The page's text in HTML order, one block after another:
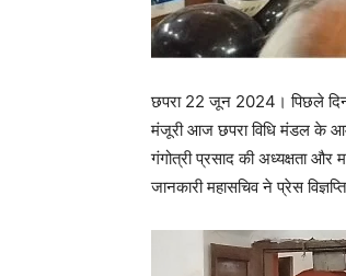
छपरा 22 जून 2024। पिछले
मंजूरी आज छपरा विधि मंडल के
गंगोत्री प्रसाद की अध्यक्षता
जानकारी महासचिव ने प्रेस